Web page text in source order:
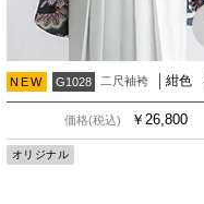
NEW G1028 二尺袖袴
価格(税込) ￥26,800
オリジナル